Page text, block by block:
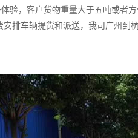
验，客户货物重量大于五吨或者
排车辆提货和派送，我司广州